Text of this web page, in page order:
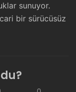
sunuyor.
bir sürücüsüz